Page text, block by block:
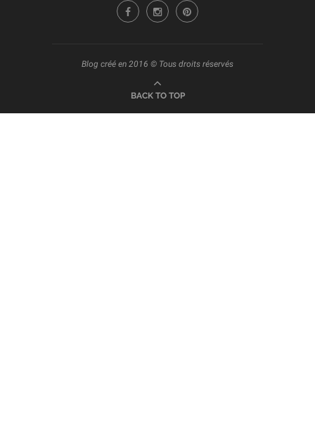
Blog créé en 2016 © Tous droits réservés
BACK TO TOP